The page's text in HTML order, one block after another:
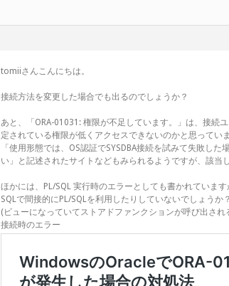
tomiiさんこんにちは。
接続方法を変更した場合でも出るのでしょうか？
あと、「ORA-01031: 権限が不足しています。」は、接続
定されている権限が低くアクセスできないのかと思ってい
「使用形態では、OS認証でSYSDBA接続を試みて失敗した
い」と記述されたサイトなどもみられるようですが、該当
ほかには、PL/SQL 実行時のエラーとしても書かれていま
SQLで間接的にPL/SQLを利用したりしていないでしょうか？
(ビューになっていてストアドファンクションが呼び出され
接続時のエラー